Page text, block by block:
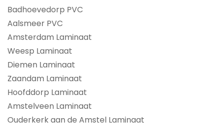
Badhoevedorp PVC
Aalsmeer PVC
Amsterdam Laminaat
Weesp Laminaat
Diemen Laminaat
Zaandam Laminaat
Hoofddorp Laminaat
Amstelveen Laminaat
Ouderkerk aan de Amstel Laminaat